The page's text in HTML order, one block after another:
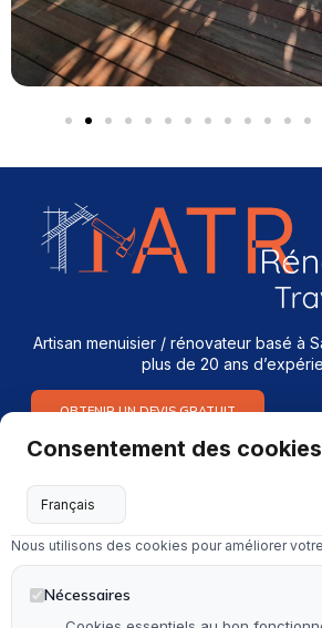
Artisan menuisier / rénovateur basé à
plus de 20 ans
OBTENIR UN DEVIS GRATUIT
Services
Menuiserie intérieure & extérieure
Dépannage en serrurerie et vitrerie
Installation & rénovation de salle de bain
Installation & rénovation de cuisine
Consentement des cookies
Nous utilisons des cookies pour améliorer
Nécessaires